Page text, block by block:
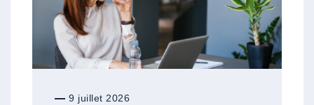
9 juillet 2026